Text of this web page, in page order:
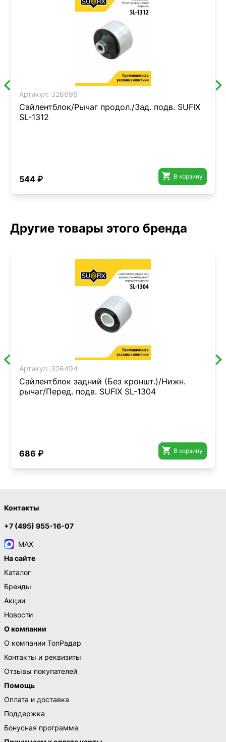
Артикул: 326696
Сайлентблок/Рычаг продол./Зад. подв. SUFIX
SL-1312
544 ₽  В корзину
Другие товары этого бренда
Артикул: 326494
Сайлентблок задний (Без кроншт.)/Нижн.
рычаг/Перед. подв. SUFIX SL-1304
686 ₽  В корзину
Контакты
+7 (495) 955-16-07
MAX
На сайте
Каталог
Бренды
Акции
Новости
О компании
О компании ТопРадар
Контакты и реквизиты
Отзывы покупателей
Помощь
Оплата и доставка
Поддержка
Бонусная программа